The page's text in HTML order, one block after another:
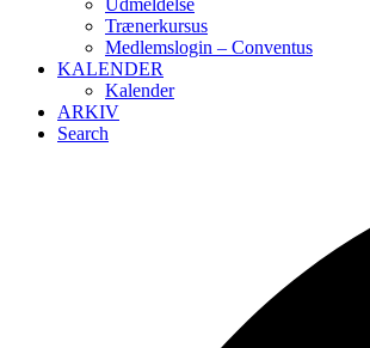
Udmeldelse
Trænerkursus
Medlemslogin – Conventus
KALENDER
Kalender
ARKIV
Search